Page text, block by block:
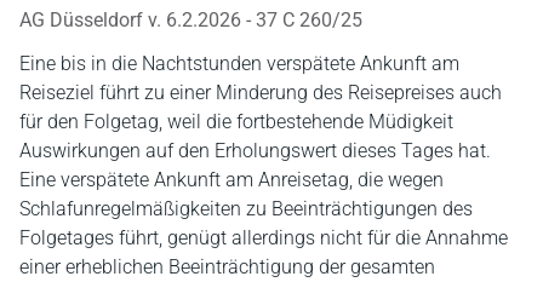
AG Düsseldorf v. 6.2.2026 - 37 C 260/25
Eine bis in die Nachtstunden verspätete Ankunft am
Reiseziel führt zu einer Minderung des Reisepreises auch
für den Folgetag, weil die fortbestehende Müdigkeit
Auswirkungen auf den Erholungswert dieses Tages hat.
Eine verspätete Ankunft am Anreisetag, die wegen
Schlafunregelmäßigkeiten zu Beeinträchtigungen des
Folgetages führt, genügt allerdings nicht für die Annahme
einer erheblichen Beeinträchtigung der gesamten